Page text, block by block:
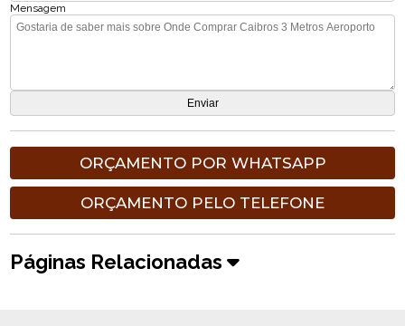
Mensagem
ORÇAMENTO POR WHATSAPP
ORÇAMENTO PELO TELEFONE
Páginas Relacionadas